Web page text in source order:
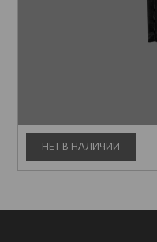
НЕТ В НАЛИЧИИ